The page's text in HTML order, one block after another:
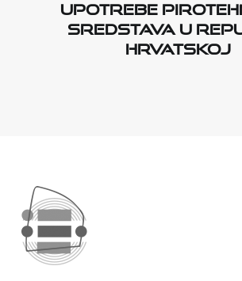
upotrebe
sredstava u
Hrvatskoj